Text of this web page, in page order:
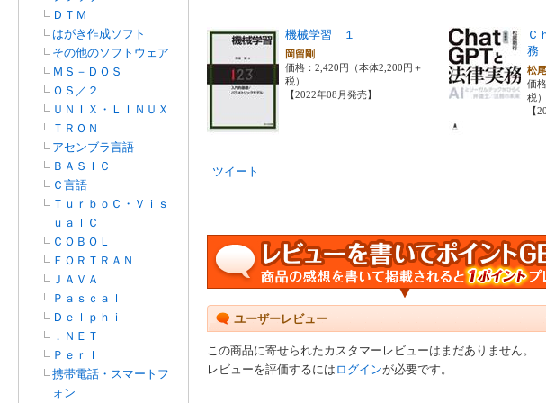
ＤＴＭ
はがき作成ソフト
その他のソフトウェア
ＭＳ－ＤＯＳ
ＯＳ／２
ＵＮＩＸ・ＬＩＮＵＸ
ＴＲＯＮ
アセンブラ言語
ＢＡＳＩＣ
Ｃ言語
ＴｕｒｂｏＣ・Ｖｉｓ
ｕａｌＣ
ＣＯＢＯＬ
ＦＯＲＴＲＡＮ
ＪＡＶＡ
Ｐａｓｃａｌ
Ｄｅｌｐｈｉ
．ＮＥＴ
Ｐｅｒｌ
携帯電話・スマートフ
ォン
機械学習 １
岡留剛
価格：2,420円（本体2,200円＋
税）
【2022年08月発売】
Ｃ
務
松
価
税）
【
ツイート
ユーザーレビュー
この商品に寄せられたカスタマーレビューはまだありません。
レビューを評価するには ログインが必要です。